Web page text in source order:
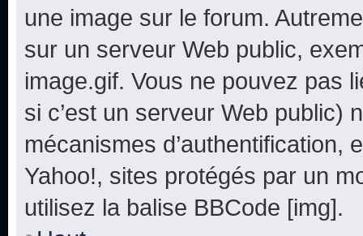
une image sur le forum.
sur un serveur Web public,
image.gif. Vous ne pouvez pas
si c’est un serveur Web public)
mécanismes d’authentification,
Yahoo!, sites protégés par un
utilisez la balise BBCode [img].